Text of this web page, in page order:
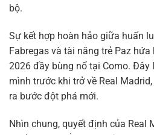
bộ.
Sự kết hợp hoàn hảo giữa huấn
Fabregas và tài năng trẻ Paz
2026 đầy bùng nổ tại Como. Đây
mình trước khi trở về Real
ra bước đột phá mới.
Nhìn chung, quyết định của Real